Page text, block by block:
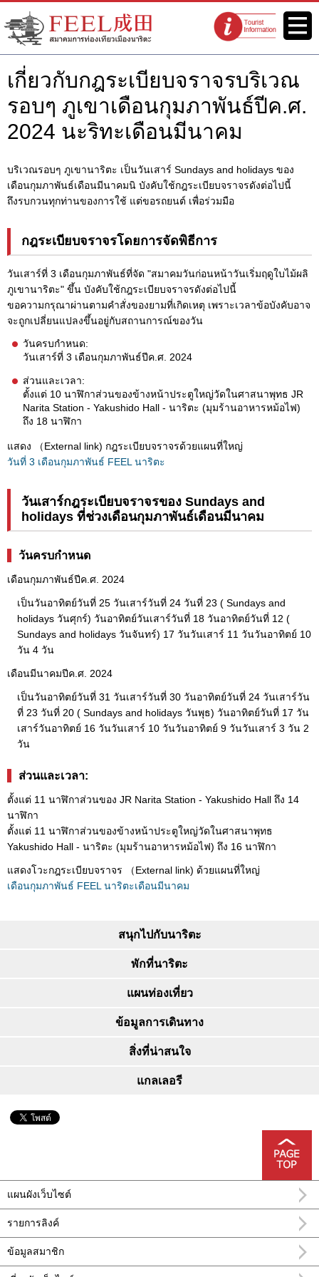
เว็บไซต์สมาคมการท่องเที่ยวเมือง
นาริตะ FEEL นาริตะ
จุดแนะนำนัก
ท่องเที่ยว
เมนู
เกี่ยวกับกฎระเบียบจราจรบริเวณ
รอบๆ ภูเขาเดือนกุมภาพันธ์ปีค.ศ.
2024 นะริทะเดือนมีนาคม
บริเวณรอบๆ ภูเขานาริตะ เป็นวันเสาร์ Sundays and holidays ของ
เดือนกุมภาพันธ์เดือนมีนาคมนิ บังคับใช้กฎระเบียบจราจรดังต่อไปนี้
ถึงรบกวนทุกท่านของการใช้ แต่ขอรถยนต์ เพื่อร่วมมือ
กฎระเบียบจราจรโดยการจัดพิธีการ
วันเสาร์ที่ 3 เดือนกุมภาพันธ์ที่จัด "สมาคมวันก่อนหน้าวันเริ่มฤดูใบไม้ผลิ
ภูเขานาริตะ" ขึ้น บังคับใช้กฎระเบียบจราจรดังต่อไปนี้
ขอความกรุณาผ่านตามคำสั่งของยามที่เกิดเหตุ เพราะเวลาข้อบังคับอาจ
จะถูกเปลี่ยนแปลงขึ้นอยู่กับสถานการณ์ของวัน
วันครบกำหนด:
วันเสาร์ที่ 3 เดือนกุมภาพันธ์ปีค.ศ. 2024
ส่วนและเวลา:
ตั้งแต่ 10 นาฬิกาส่วนของข้างหน้าประตูใหญ่วัดในศาสนาพุทธ JR
Narita Station - Yakushido Hall - นาริตะ (มุมร้านอาหารหม้อไฟ)
ถึง 18 นาฬิกา
แสดง （External link) กฎระเบียบจราจรด้วยแผนที่ใหญ่
วันที่ 3 เดือนกุมภาพันธ์ FEEL นาริตะ
วันเสาร์กฎระเบียบจราจรของ Sundays and
holidays ที่ช่วงเดือนกุมภาพันธ์เดือนมีนาคม
วันครบกำหนด
เดือนกุมภาพันธ์ปีค.ศ. 2024
เป็นวันอาทิตย์วันที่ 25 วันเสาร์วันที่ 24 วันที่ 23 ( Sundays and
holidays วันศุกร์) วันอาทิตย์วันเสาร์วันที่ 18 วันอาทิตย์วันที่ 12 (
Sundays and holidays วันจันทร์) 17 วันวันเสาร์ 11 วันวันอาทิตย์ 10
วัน 4 วัน
เดือนมีนาคมปีค.ศ. 2024
เป็นวันอาทิตย์วันที่ 31 วันเสาร์วันที่ 30 วันอาทิตย์วันที่ 24 วันเสาร์วัน
ที่ 23 วันที่ 20 ( Sundays and holidays วันพุธ) วันอาทิตย์วันที่ 17 วัน
เสาร์วันอาทิตย์ 16 วันวันเสาร์ 10 วันวันอาทิตย์ 9 วันวันเสาร์ 3 วัน 2
วัน
ส่วนและเวลา:
ตั้งแต่ 11 นาฬิกาส่วนของ JR Narita Station - Yakushido Hall ถึง 14
นาฬิกา
ตั้งแต่ 11 นาฬิกาส่วนของข้างหน้าประตูใหญ่วัดในศาสนาพุทธ
Yakushido Hall - นาริตะ (มุมร้านอาหารหม้อไฟ) ถึง 16 นาฬิกา
แสดงโวะกฎระเบียบจราจร （External link) ด้วยแผนที่ใหญ่
เดือนกุมภาพันธ์ FEEL นาริตะเดือนมีนาคม
สนุกไปกับนาริตะ
พักที่นาริตะ
แผนท่องเที่ยว
ข้อมูลการเดินทาง
สิ่งที่น่าสนใจ
แกลเลอรี
แผนผังเว็บไซต์
รายการลิงค์
ข้อมูลสมาชิก